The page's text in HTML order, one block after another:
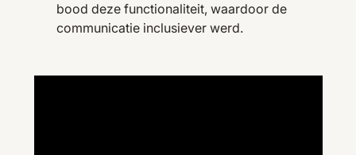
bood deze functionaliteit, waardoor de
communicatie inclusiever werd.